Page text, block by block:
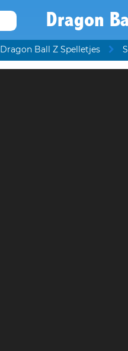
Dragon
Dragon Ball Z Spelletjes